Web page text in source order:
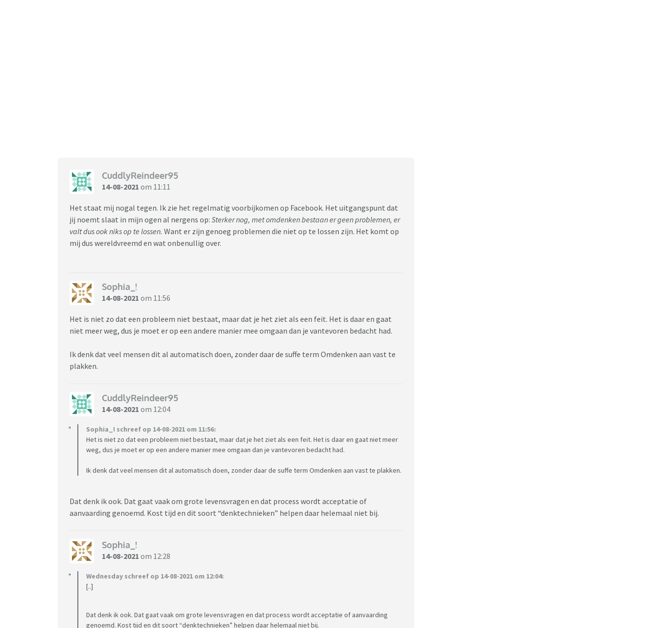
CuddlyReindeer95
14-08-2021 om 11:11
Het staat mij nogal tegen. Ik zie het regelmatig voorbijkomen op Facebook. Het uitgangspunt dat
jij noemt slaat in mijn ogen al nergens op: Sterker nog, met omdenken bestaan er geen problemen, er
valt dus ook niks op te lossen. Want er zijn genoeg problemen die niet op te lossen zijn. Het komt op
mij dus wereldvreemd en wat onbenullig over.
Sophia_!
14-08-2021 om 11:56
Het is niet zo dat een probleem niet bestaat, maar dat je het ziet als een feit. Het is daar en gaat
niet meer weg, dus je moet er op een andere manier mee omgaan dan je vantevoren bedacht had.
Ik denk dat veel mensen dit al automatisch doen, zonder daar de suffe term Omdenken aan vast te
plakken.
CuddlyReindeer95
14-08-2021 om 12:04
Sophia_! schreef op 14-08-2021 om 11:56:
Het is niet zo dat een probleem niet bestaat, maar dat je het ziet als een feit. Het is daar en gaat niet meer
weg, dus je moet er op een andere manier mee omgaan dan je vantevoren bedacht had.
Ik denk dat veel mensen dit al automatisch doen, zonder daar de suffe term Omdenken aan vast te plakken.
Dat denk ik ook. Dat gaat vaak om grote levensvragen en dat process wordt acceptatie of
aanvaarding genoemd. Kost tijd en dit soort “denktechnieken” helpen daar helemaal niet bij.
Sophia_!
14-08-2021 om 12:28
Wednesday schreef op 14-08-2021 om 12:04:
[..]
Dat denk ik ook. Dat gaat vaak om grote levensvragen en dat process wordt acceptatie of aanvaarding
genoemd. Kost tijd en dit soort “denktechnieken” helpen daar helemaal niet bij.